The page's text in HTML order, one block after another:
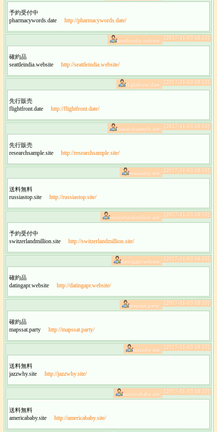
予約受付中
pharmacywords.date
http://pharmacywords.date/
[2017-11-03 18:53]
seattleindia.website:
確約品
seattleindia.website
http://seattleindia.website/
[2017-11-03 18:53]
flightfront.date:
先行販売
flightfront.date
http://flightfront.date/
[2017-11-03 18:53]
researchsample.site:
先行販売
researchsample.site
http://researchsample.site/
[2017-11-03 18:53]
russiastop.site:
送料無料
russiastop.site
http://russiastop.site/
[2017-11-03 18:53]
switzerlandmillion.site:
予約受付中
switzerlandmillion.site
http://switzerlandmillion.site/
[2017-11-03 18:53]
datingapr.website:
確約品
datingapr.website
http://datingapr.website/
[2017-11-03 18:53]
mapssat.party:
確約品
mapssat.party
http://mapssat.party/
[2017-11-03 18:53]
jazzwhy.site:
送料無料
jazzwhy.site
http://jazzwhy.site/
[2017-11-03 18:53]
americababy.site:
送料無料
americababy.site
http://americababy.site/